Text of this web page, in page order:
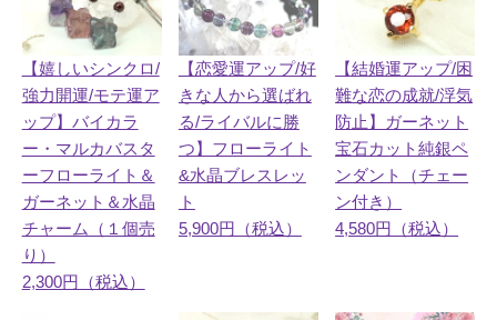
【嬉しいシンクロ/
強力開運/モテ運ア
ップ】バイカラ
ー・マルカバスタ
ーフローライト＆
ガーネット＆水晶
チャーム（１個売
り）
2,300円（税込）
【恋愛運アップ/好
きな人から選ばれ
る/ライバルに勝
つ】フローライト
&水晶ブレスレッ
ト
5,900円（税込）
【結婚運アップ/困
難な恋の成就/浮気
防止】ガーネット
宝石カット純銀ペ
ンダント（チェー
ン付き）
4,580円（税込）